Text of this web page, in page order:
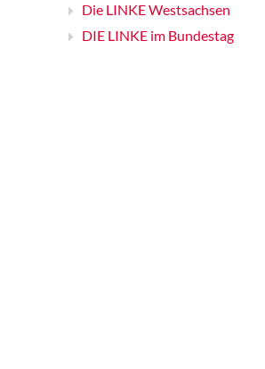
Die LINKE Westsachsen
DIE LINKE im Bundestag